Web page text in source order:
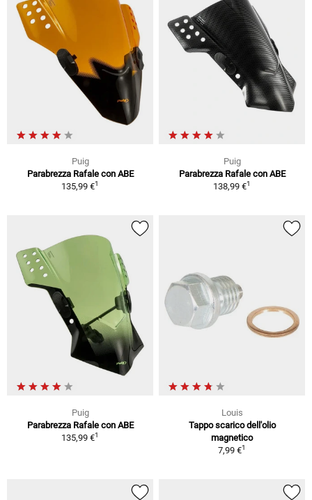
Puig
Parabrezza Rafale con ABE
135,99 €1
Puig
Parabrezza Rafale con ABE
138,99 €1
Puig
Parabrezza Rafale con ABE
135,99 €1
Louis
Tappo scarico dell'olio
magnetico
7,99 €1